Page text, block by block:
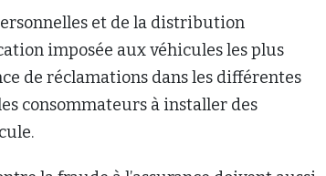
et de la distribution
imposée aux véhicules les plus
de réclamations dans les différentes
consommateurs à installer des